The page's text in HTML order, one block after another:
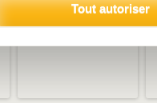
Tout autoriser